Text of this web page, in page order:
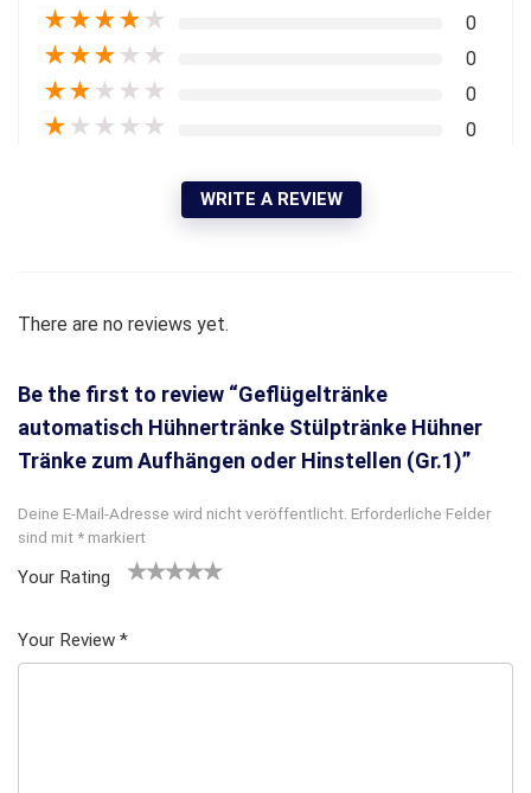
★★★★ ★ 0
★★★ ★ ★ 0
★★ ★ ★ ★ 0
★ ★ ★ ★ ★ 0
WRITE A REVIEW
There are no reviews yet.
Be the first to review “Geflügeltränke
automatisch Hühnertränke Stülptränke Hühner
Tränke zum Aufhängen oder Hinstellen (Gr.1)”
Deine E-Mail-Adresse wird nicht veröffentlicht. Erforderliche Felder
sind mit * markiert
Your Rating
o
5 St
nen
n
Your Review *